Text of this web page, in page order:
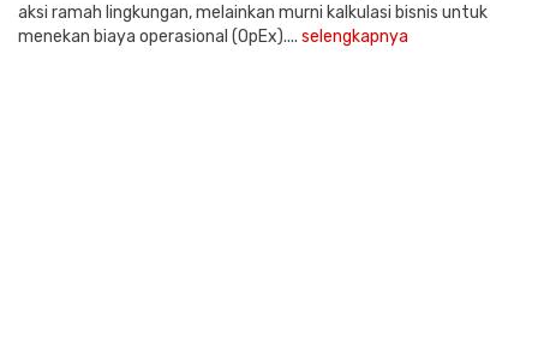
aksi ramah lingkungan, melainkan murni kalkulasi bisnis untuk
menekan biaya operasional (OpEx).... selengkapnya